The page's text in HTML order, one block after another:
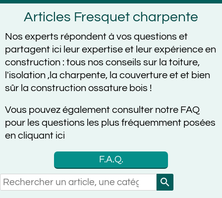
Articles Fresquet charpente
Nos experts répondent à vos questions et
partagent ici leur expertise et leur expérience en
construction : tous nos conseils sur la toiture,
l'isolation ,la charpente, la couverture et et bien
sûr la construction ossature bois !
Vous pouvez également consulter notre FAQ
pour les questions les plus fréquemment posées
en cliquant ici
F.A.Q.
search